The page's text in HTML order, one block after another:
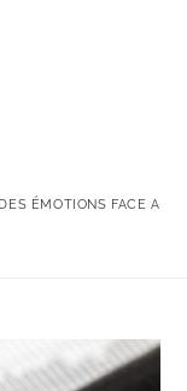
ÉMOTIONS FACE AUX